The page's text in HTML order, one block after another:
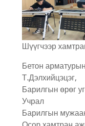
Шүүгчээр
Бетон
Т.Дэлхийцэцэг,
Барилгын өрөг
Учрал
Барилгын